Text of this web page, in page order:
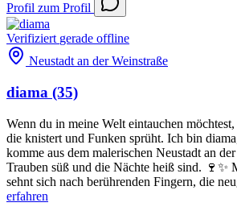
Profil zum Profil
Verifiziert gerade offline
Neustadt an der Weinstraße
diama (35)
Wenn du in meine Welt eintauchen
die knistert und Funken sprüht. Ich bin
komme aus dem malerischen Neustadt an
Trauben süß und die Nächte heiß sind. 🍷✨
sehnt sich nach berührenden Fingern, die
erfahren